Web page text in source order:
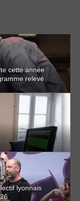
cette année
relevé
lyonnais